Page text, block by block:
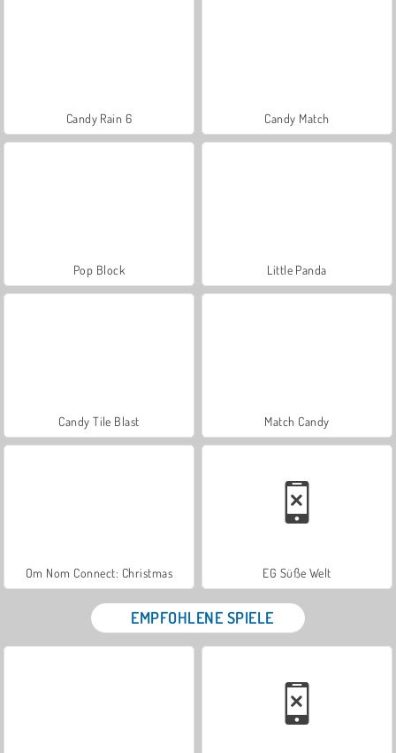
Candy Rain 6 Candy Match
Pop Block Little Panda
Candy Tile Blast Match Candy
Om Nom Connect: Christmas EG Süße Welt
EMPFOHLENE SPIELE